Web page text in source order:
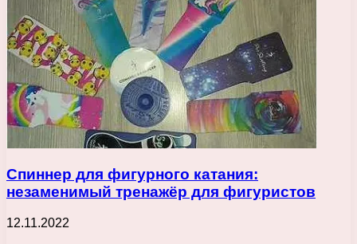
Спиннер для фигурного катания:
незаменимый тренажёр для фигуристов
12.11.2022